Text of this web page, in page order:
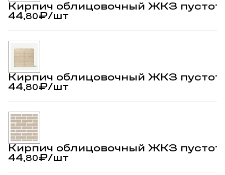
Кирпич облицовочный ЖКЗ
44,80₽/шт
Кирпич облицовочный ЖКЗ
44,80₽/шт
Кирпич облицовочный ЖКЗ
44,80₽/шт